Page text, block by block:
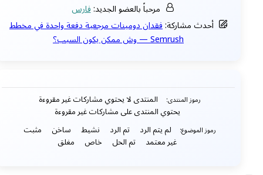
مرحباً بالعضو الجديد:فارس
أحدث مشاركة:فقدان دومينات مرجعية دفعة واحدة في مخطط
Semrush — وش ممكن يكون السبب؟
رموز المنتدى: المنتدى لا يحتوي مشاركات غير مقروءة
يحتوي المنتدى على مشاركات غير مقروءة
رموز الموضوع: لم يتم الرد تم الرد نشيط ساخن مثبت
غير معتمد تم الحل خاص مغلق